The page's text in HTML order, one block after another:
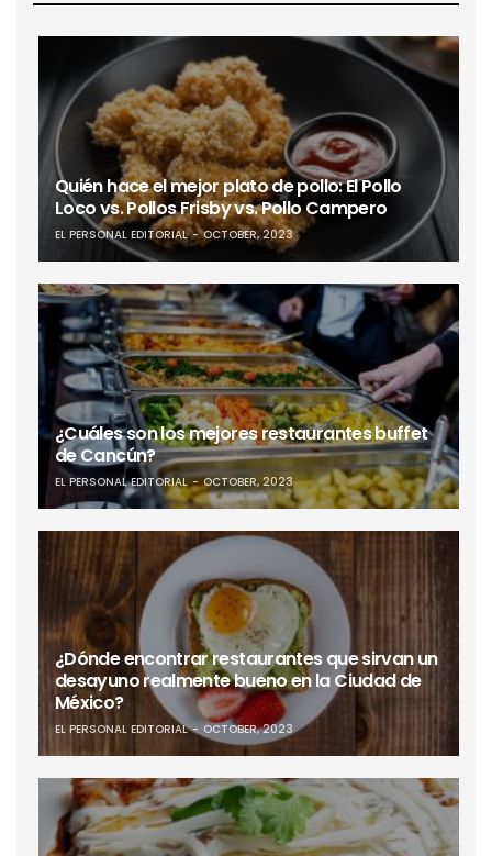
Quién hace el mejor plato de pollo: El Pollo
Loco vs. Pollos Frisby vs. Pollo Campero
EL PERSONAL EDITORIAL OCTOBER, 2023
¿Cuáles son los mejores restaurantes buffet
de Cancún?
EL PERSONAL EDITORIAL OCTOBER, 2023
¿Dónde encontrar restaurantes que sirvan un
desayuno realmente bueno en la Ciudad de
México?
EL PERSONAL EDITORIAL OCTOBER, 2023